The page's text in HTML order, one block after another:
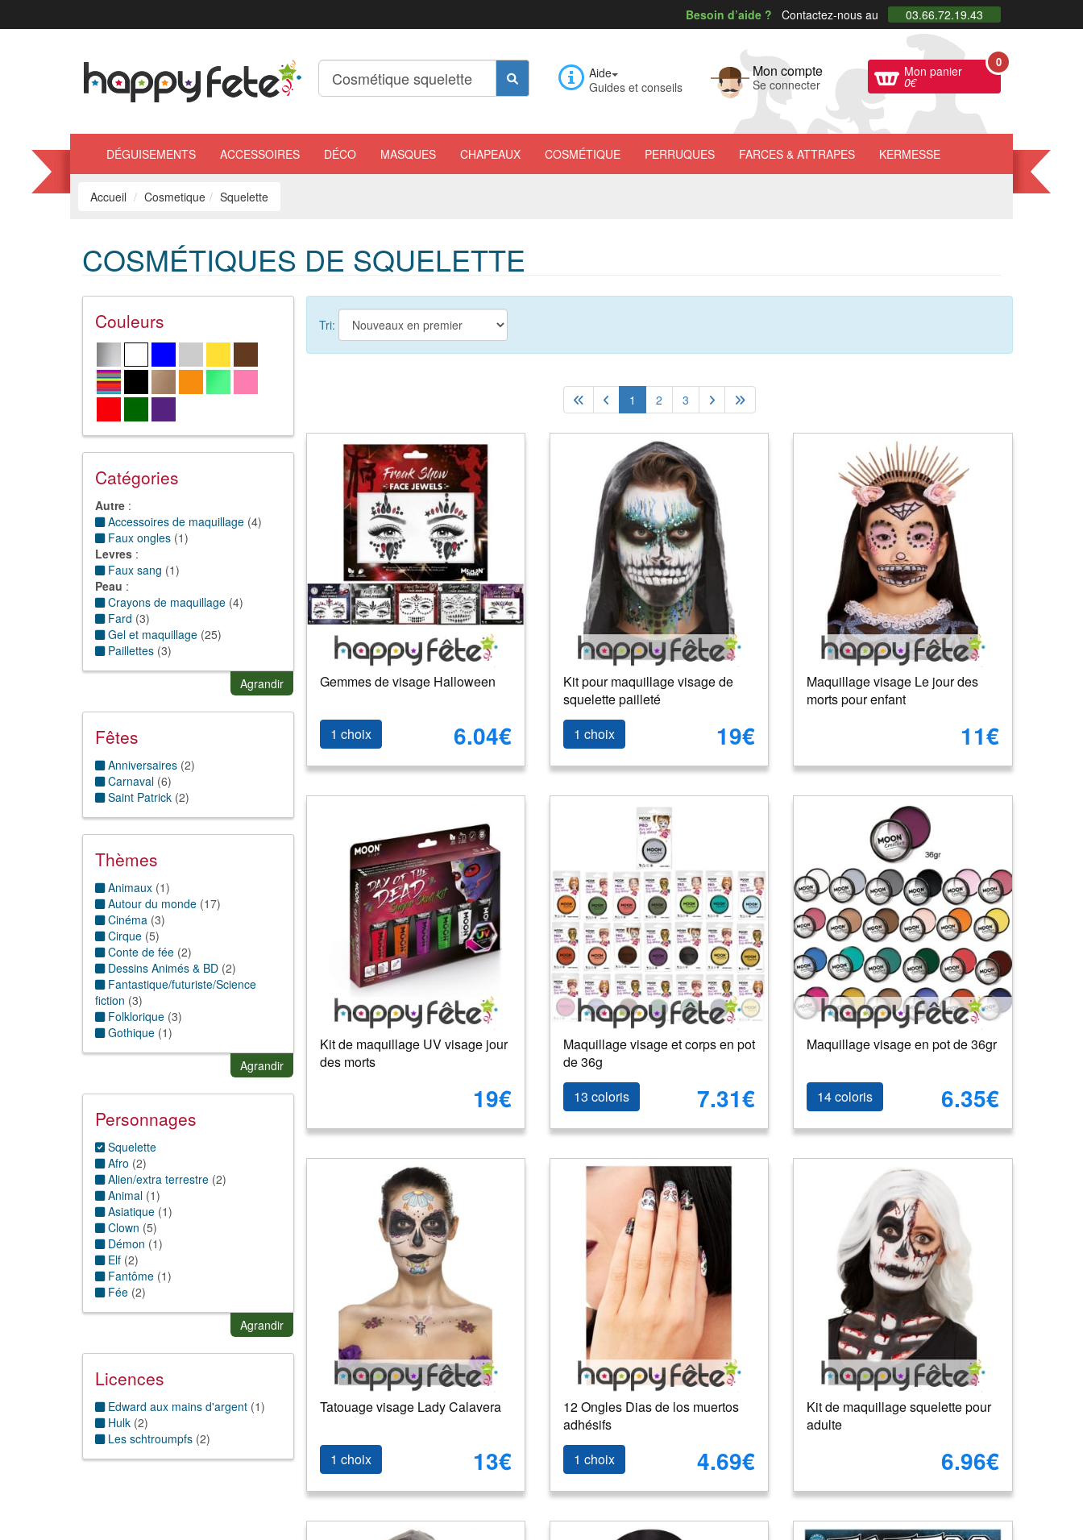
Besoin d’aide ? Contactez-nous au 03.66.72.19.43
Aide
Guides et conseils
Mon compte
Se connecter
Mon panier
0€
0
DÉGUISEMENTS ACCESSOIRES DÉCO MASQUES CHAPEAUX COSMÉTIQUE PERRUQUES FARCES & ATTRAPES KERMESSE
Accueil Cosmetique Squelette
COSMÉTIQUES DE SQUELETTE
Couleurs
Catégories
Autre :
Accessoires de maquillage (4)
Faux ongles (1)
Levres :
Faux sang (1)
Peau :
Crayons de maquillage (4)
Fard (3)
Gel et maquillage (25)
Paillettes (3)
Pate de modelage(1)
Postiche, fausses cicatrices(8)
Tatouages(6)
Agrandir
Fêtes
Anniversaires (2)
Carnaval (6)
Saint Patrick (2)
Thèmes
Animaux (1)
Autour du monde (17)
Cinéma (3)
Cirque (5)
Conte de fée (2)
Dessins Animés & BD (2)
Fantastique/futuriste/Science
fiction (3)
Folklorique (3)
Gothique (1)
Horreur(20)
Manga(1)
Mexique( 13)
Nature (1)
Rock'n roll
Sport(1
Venise(1)
Agrandir
Personnages
Squelette
Afro (2)
Alien/extra terrestre (2)
Animal (1)
Asiatique (1)
Clown (5)
Démon (1)
Elf (2)
Fantôme (1)
Fée (2)
Lutin(2)
Sirène(1)
Sorcier/sorcière
Supporters
Vampire (4)
Zombie(
Agrandir
Licences
Edward aux mains d'argent (1)
Hulk (2)
Les schtroumpfs (2)
Tri:
1 2 3
Gemmes de visage Halloween
1 choix 6.04€
Kit pour maquillage visage de
squelette pailleté
1 choix
19€
Maquillage visage Le jour des
morts pour enfant
11€
Kit de maquillage UV visage jour
des morts
19€
Maquillage visage et corps en pot
de 36g
13 coloris
7.31€
Maquillage visage en pot de 36gr
14 coloris 6.35€
Tatouage visage Lady Calavera
1 choix 13€
12 Ongles Dias de los muertos
adhésifs
1 choix
4.69€
Kit de maquillage squelette pour
adulte
6.96€